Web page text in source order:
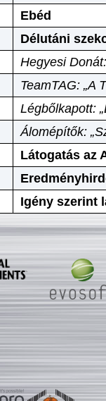
Ebéd
Délutáni
Hegyesi
TeamTAG: „A
Légbőlkapott:
Álomépítők:
Látogatás az
Igény szerint